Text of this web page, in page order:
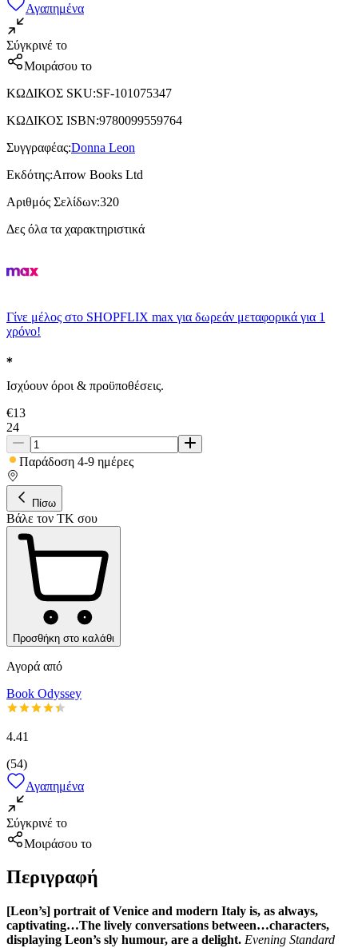
Αγαπημένα
Σύγκρινέ το
Μοιράσου το
ΚΩΔΙΚΟΣ SKU:SF-101075347
ΚΩΔΙΚΟΣ ISBN:9780099559764
Συγγραφέας:Donna Leon
Εκδότης:Arrow Books Ltd
Αριθμός Σελίδων:320
Δες όλα τα χαρακτηριστικά
Γίνε μέλος στο SHOPFLIX max για δωρεάν μεταφορικά για 1
χρόνο!
Ισχύουν όροι & προϋποθέσεις.
€13
24
Παράδοση 4-9 ημέρες
Πίσω
Βάλε τον ΤΚ σου
Προσθήκη στο καλάθι
Αγορά από
Book Odyssey
4.41
(54)
Αγαπημένα
Σύγκρινέ το
Μοιράσου το
Περιγραφή
[Leon’s] portrait of Venice and modern Italy is, as always,
captivating…The lively conversations between…characters,
displaying Leon’s sly humour, are a delight. Evening Standard